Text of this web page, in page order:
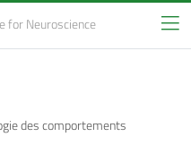
for Neuroscience
des comportements